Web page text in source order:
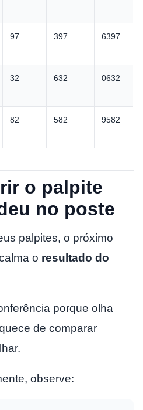
97 397 6397
32 632 0632
82 582 9582
o palpite
no poste
palpites, o próximo
o resultado do
porque olha
de comparar
observe: